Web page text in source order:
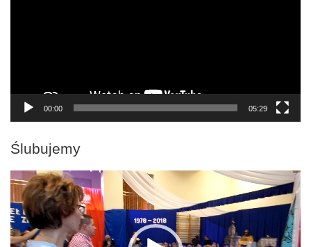
00:00 05:29
Ślubujemy
Odtwarzacz
video